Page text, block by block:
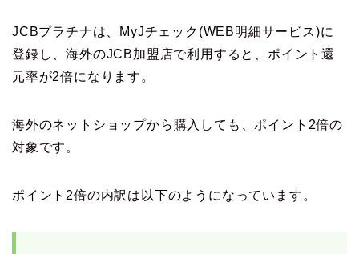
JCBプラチナは、MyJチェック(WEB明細サービス)に
登録し、海外のJCB加盟店で利用すると、ポイント還
元率が2倍になります。
海外のネットショップから購入しても、ポイント2倍の
対象です。
ポイント2倍の内訳は以下のようになっています。